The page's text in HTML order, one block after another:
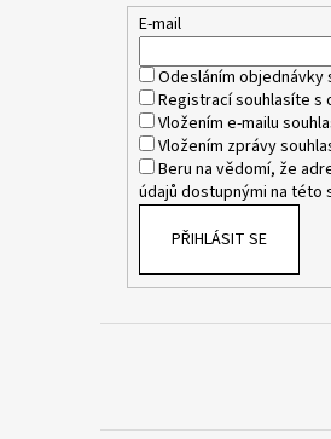
E-mail
Odesláním objednávky
Registrací souhlasíte s
Vložením e-mailu
Vložením zprávy
Beru na vědomí, že
údajů dostupnými na této
PŘIHLÁSIT SE